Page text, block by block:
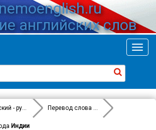
английских слов
Английский - русский Перевод слова
Indian
Индии